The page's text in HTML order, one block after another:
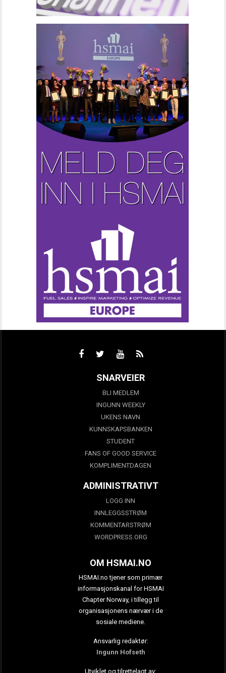
SNARVEIER
BLI MEDLEM
INGUNN WEEKLY
UKENS NAVN
KUNNSKAPSBANKEN
STUDENT
FANS OF GOOD SERVICE
KOMPLIMENTDAGEN
ADMINISTRATIVT
LOGG INN
INNLEGGSSTRØM
KOMMENTARSTRØM
WORDPRESS.ORG
OM HSMAI.NO
HSMAI.no tjener som primær
informasjonskanal for HSMAI
Chapter Norway, i tillegg til
organisasjonens nærvær i de
sosiale mediene.
Ansvarlig redaktør:
Ingunn Hofseth
Utviklet og tilrettelagt av: